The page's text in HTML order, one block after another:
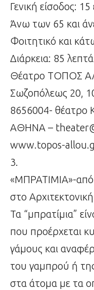
Γενική είσοδος:
Άνω των 65 και
Φοιτητικό και
Διάρκεια: 85 λεπτά
Θέατρο ΤΟΠΟΣ
Σωζοπόλεως 20,
8656004- θέατρο
ΑΘΗΝΑ –
www.topos-
3.
«ΜΠΡΑΤΙΜΙΑ»-
στο
Τα “μπρατίμια”
που προέρχεται
γάμους και
του γαμπρού ή
στα άτομα με τα